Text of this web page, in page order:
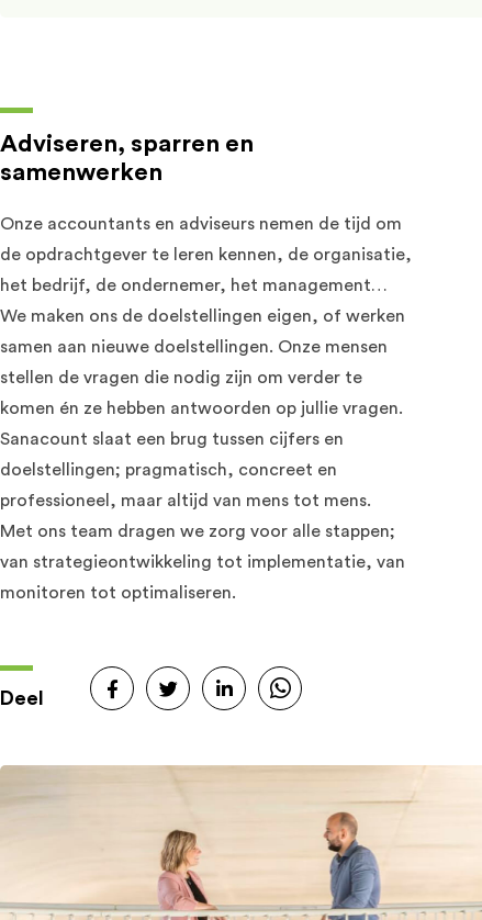
Adviseren, sparren en
samenwerken
Onze accountants en adviseurs nemen de tijd om
de opdrachtgever te leren kennen, de organisatie,
het bedrijf, de ondernemer, het management…
We maken ons de doelstellingen eigen, of werken
samen aan nieuwe doelstellingen. Onze mensen
stellen de vragen die nodig zijn om verder te
komen én ze hebben antwoorden op jullie vragen.
Sanacount slaat een brug tussen cijfers en
doelstellingen; pragmatisch, concreet en
professioneel, maar altijd van mens tot mens.
Met ons team dragen we zorg voor alle stappen;
van strategieontwikkeling tot implementatie, van
monitoren tot optimaliseren.
Deel